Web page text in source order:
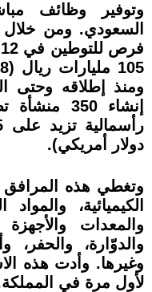
وتوفير وظائف
ومنذ إطلاقه وحتى
إنشاء 350
دولار أمريكي).
وتغطي هذه المرافق
الكيميائية، والمواد
والمعدات والأجهزة
والدوّارة، والحفر،
لأول مرة في